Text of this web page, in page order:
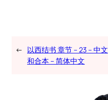
← 以西结书 章节 – 23 – 中文
和合本 – 简体中文